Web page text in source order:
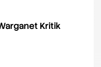
Kritik